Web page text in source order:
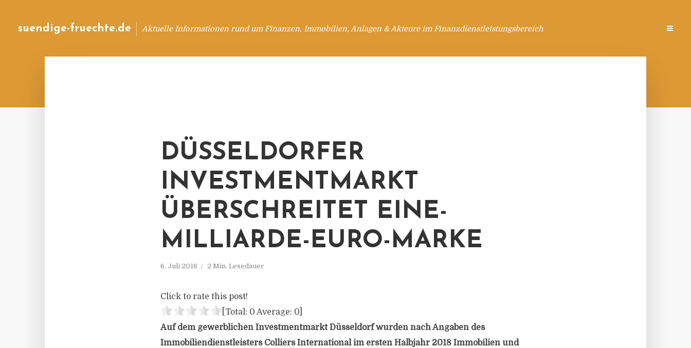
suendige-fruechte.de Aktuelle Informationen rund um Finanzen, Immobilien, Anlagen & Akteure im Finanzdienstleistungsbereich
DÜSSELDORFER
INVESTMENTMARKT
ÜBERSCHREITET EINE-
MILLIARDE-EURO-MARKE
6. Juli 2018 2 Min. Lesedauer
Click to rate this post!
[Total: 0 Average: 0
Auf dem gewerblichen Investmentmarkt Düsseldorf wurden nach Angaben des
Immobiliendienstleisters Colliers International im ersten Halbjahr 2018 Immobilien und